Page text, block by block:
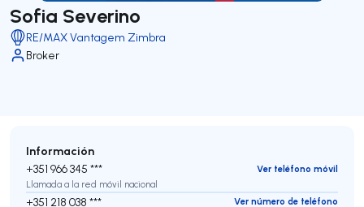
Sofia Severino
RE/MAX Vantagem Zimbra
Broker
Información
+351 966 345 ***
Ver teléfono móvil
Llamada a la red móvil nacional
+351 218 038 ***
Ver número de teléfono